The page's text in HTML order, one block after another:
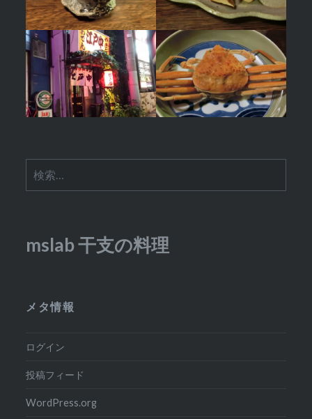
索:
mslab 干支の料理
メタ情報
ログイン
投稿フィード
WordPress.org